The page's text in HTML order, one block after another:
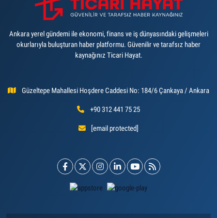
Ankara yerel gündemi ile ekonomi, finans ve iş dünyasındaki gelişmeleri
okurlarıyla buluşturan haber platformu. Güvenilir ve tarafsız haber
kaynağınız Ticari Hayat.
Güzeltepe Mahallesi Hoşdere Caddesi No: 184/6 Çankaya / Ankara
+90 312 441 75 25
[email protected]